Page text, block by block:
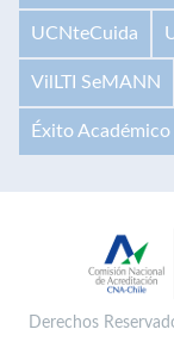
UCNteCuida
VilLTI SeMANN
Éxito Académico
Derechos